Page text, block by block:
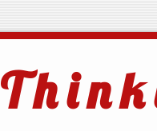
T h i n k